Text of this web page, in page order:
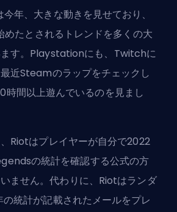
年、大きな動きを見せており、
たとされるトレンドを多くの大
す。Playstationにも、Twitchに
近Steamのラップをチェックし
時間以上遊んでいるのを見まし
Riotはプレイヤーが自分で2022
の統計を確認する公式の方
ません。代わりに、Riotはランダ
統計が記載されたメールをプレ